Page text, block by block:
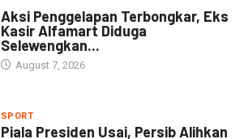
Aksi Penggelapan Terbongkar, Eks
Kasir Alfamart Diduga
Selewengkan...
August 7, 2026
SPORT
Piala Presiden Usai, Persib Alihkan